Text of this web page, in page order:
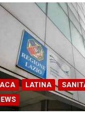
LATINA